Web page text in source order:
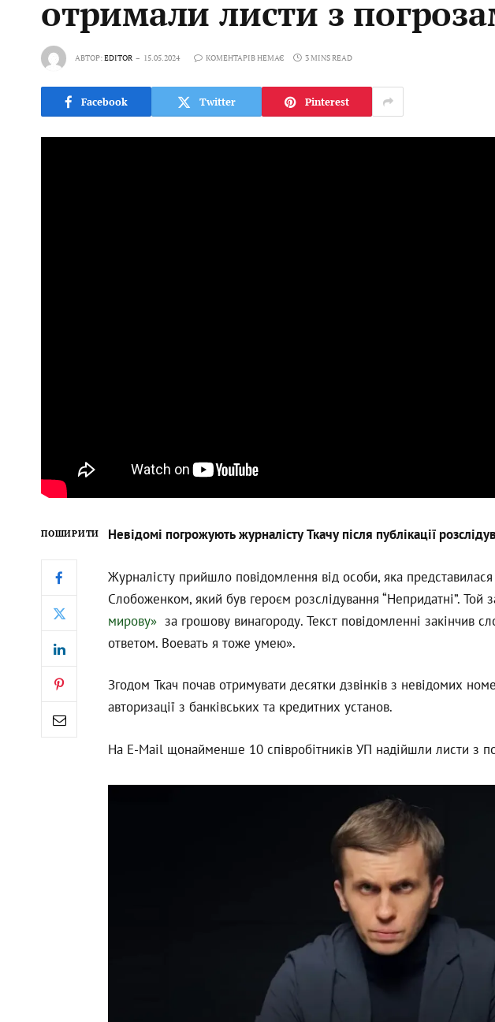
отримали листи з
АВТОР:EDITOR 15.05.2024 КОМЕНТАРІВ НЕМАЄ 3 MINS READ
Facebook Twitter Pinterest
ПОШИРИТИ Невідомі погрожують журналісту Ткачу після публікації
Журналісту прийшло повідомлення від особи, яка
Cлобоженком, який був героєм розслідування “Непридатні”. Той
мирову»за грошову винагороду. Текст повідомленні закінчив
ответом. Воевать я тоже умею».
Згодом Ткач почав отримувати десятки дзвінків з невідомих
авторизації з банківських та кредитних установ.
На E-Mail щонайменше 10 співробітників УП надійшли листи з